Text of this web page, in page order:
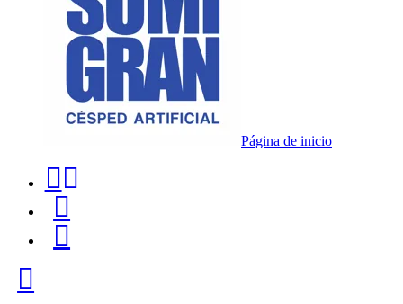
Página de inicio